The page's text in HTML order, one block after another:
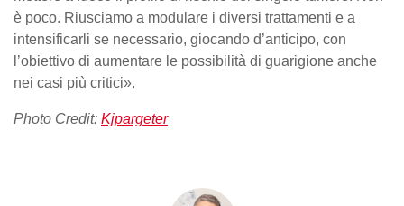
è poco. Riusciamo a modulare i diversi trattamenti e a
intensificarli se necessario, giocando d’anticipo, con
l’obiettivo di aumentare le possibilità di guarigione anche
nei casi più critici».
Photo Credit: Kjpargeter